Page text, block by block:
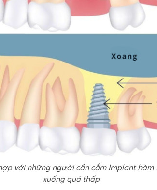
với những người cần cắm Implant hàm
xuống quá thấp